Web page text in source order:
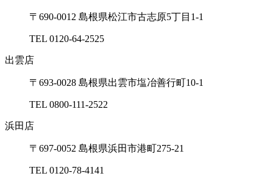
〒690-0012 島根県松江市古志原5丁⽬1-1
TEL 0120-64-2525
出雲店
〒693-0028 島根県出雲市塩冶善⾏町10-1
TEL 0800-111-2522
浜⽥店
〒697-0052 島根県浜⽥市港町275-21
TEL 0120-78-4141